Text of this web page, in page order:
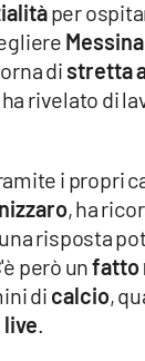
per
Messina
di stretta
ha rivelato di
i propri
, ha
risposta
però unfatto
di calcio,
.